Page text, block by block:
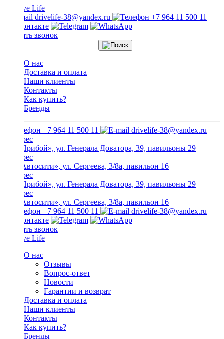
drivelife-38@yandex.ru +7 964 11 500 11
Заказать звонок
О нас
Доставка и оплата
Наши клиенты
Контакты
Как купить?
Бренды
+7 964 11 500 11 drivelife-38@yandex.ru
ТЦ «Прибой», ул. Генерала Доватора, 39, павильоны 29
ТЦ «Автосити», ул. Сергеева, 3/8а, павильон 16
ТЦ «Прибой», ул. Генерала Доватора, 39, павильоны 29
ТЦ «Автосити», ул. Сергеева, 3/8а, павильон 16
+7 964 11 500 11
drivelife-38@yandex.ru
Заказать звонок
О нас
Отзывы
Вопрос-ответ
Новости
Гарантии и возврат
Доставка и оплата
Наши клиенты
Контакты
Как купить?
Бренды